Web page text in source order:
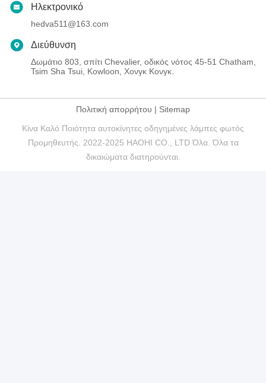
Ηλεκτρονικό
hedva511@163.com
Διεύθυνση
Δωμάτιο 803, σπίτι Chevalier, οδικός νότος 45-51 Chatham,
Tsim Sha Tsui, Kowloon, Χονγκ Κονγκ.
Πολιτική απορρήτου | Sitemap
Κίνα Καλό Ποιότητα αυτοκίνητες οδηγημένες λάμπες φωτός
Προμηθευτής. 2022-2025 HAOHI CO., LTD Όλα. Όλα τα
δικαιώματα διατηρούνται.